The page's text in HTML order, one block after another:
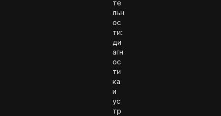
те
льн
ос
ти:
ди
агн
ос
ти
ка
и
ус
тр